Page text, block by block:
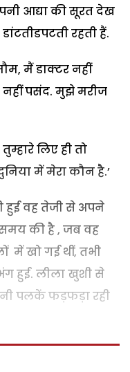
आद्या की सूरत देख
रहती हैं.
मैं डाक्टर नहीं
पसंद. मुझे मरीज
लिए ही तो
में मेरा कौन है.’
हुई वह तेजी से अपने
की है , जब वह
में खो गई थीं, तभी
हुई. लीला खुशी से
पलकें फड़फड़ा रही